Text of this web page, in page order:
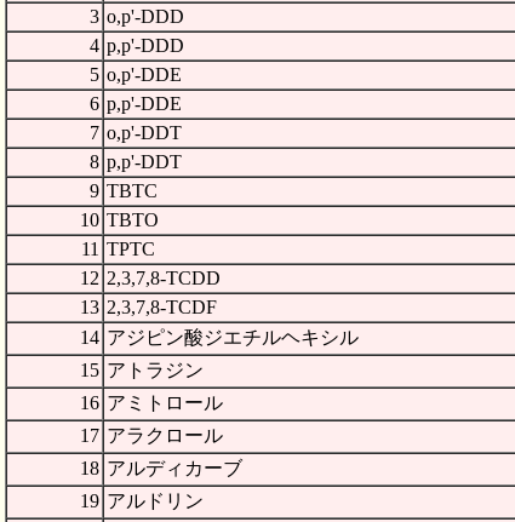
3 o,p'-DDD
4 p,p'-DDD
5 o,p'-DDE
6 p,p'-DDE
7 o,p'-DDT
8 p,p'-DDT
9 TBTC
10 TBTO
11 TPTC
12 2,3,7,8-TCDD
13 2,3,7,8-TCDF
14 アジピン酸ジエチルヘキシル
15 アトラジン
16 アミトロール
17 アラクロール
18 アルディカーブ
19 アルドリン